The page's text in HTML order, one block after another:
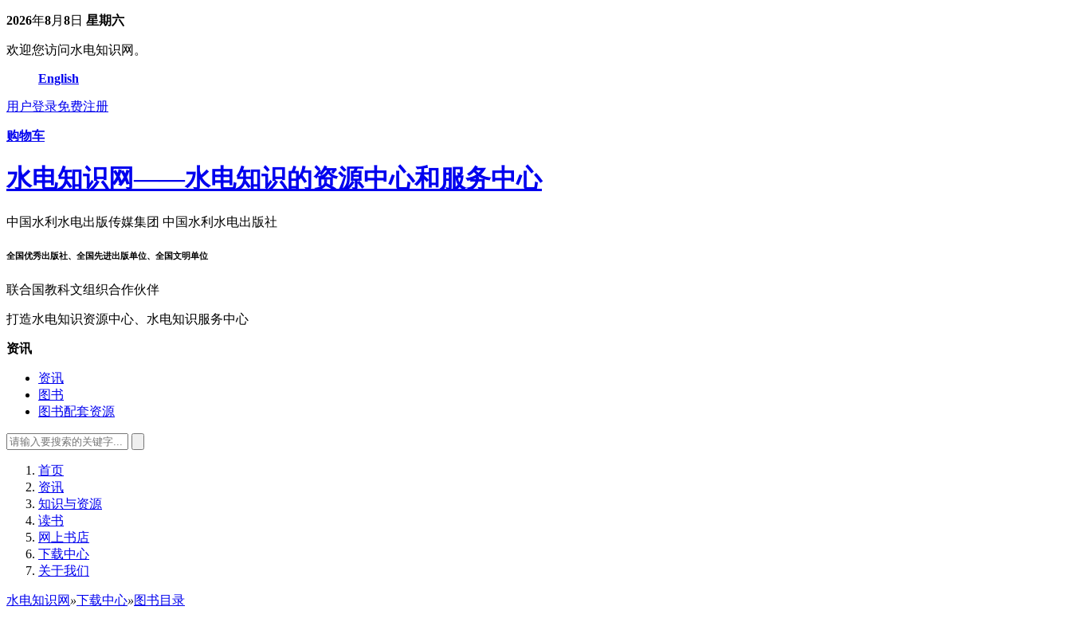
2026年8月 8日 星期六
欢迎您访问水电知识网。
English
用户登录免费注册
购物车
水电知识网——水电知识的资源中心和服务中心
中国水利水电出版传媒集团 中国水利水电出版社
全国优秀出版社、全国先进出版单位、全国文明单位
联合国教科文组织合作伙伴
打造水电知识资源中心、水电知识服务中心
资讯
资讯
图书
图书配套资源
首页
资讯
知识与资源
读书
网上书店
下载中心
关于我们
水电知识网 »下载中心»图书目录